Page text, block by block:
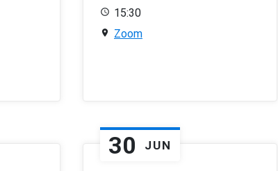
15:30
Zoom
30 JUN